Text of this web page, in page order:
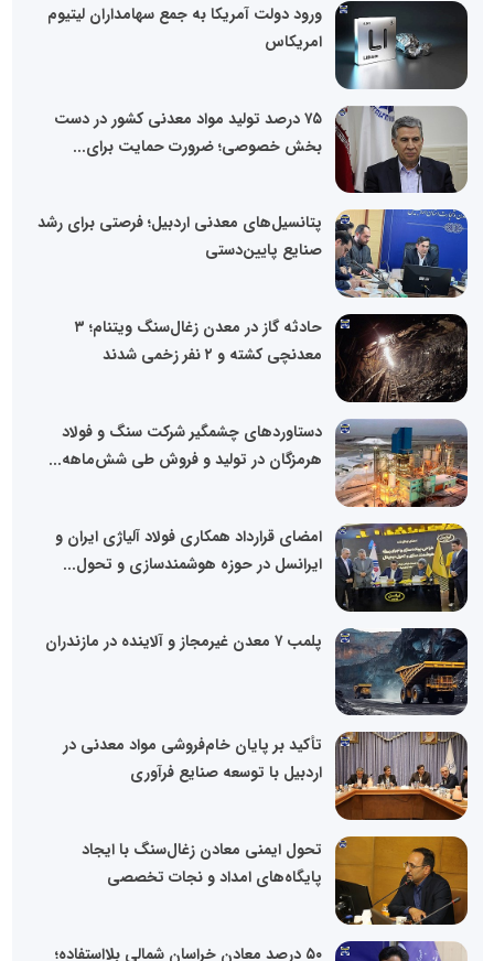
ورود دولت آمریکا به جمع سهامداران لیتیوم
امریکاس
۷۵ درصد تولید مواد معدنی کشور در دست
بخش خصوصی؛ ضرورت حمایت برای...
پتانسیل‌های معدنی اردبیل؛ فرصتی برای رشد
صنایع پایین‌دستی
حادثه گاز در معدن زغال‌سنگ ویتنام؛ ۳
معدنچی کشته و ۲ نفر زخمی شدند
دستاوردهای چشمگیر شرکت سنگ و فولاد
هرمزگان در تولید و فروش طی شش‌ماهه...
امضای قرارداد همکاری فولاد آلیاژی ایران و
ایرانسل در حوزه هوشمندسازی و تحول...
پلمب ۷ معدن غیرمجاز و آلاینده در مازندران
تأکید بر پایان خام‌فروشی مواد معدنی در
اردبیل با توسعه صنایع فرآوری
تحول ایمنی معادن زغال‌سنگ با ایجاد
پایگاه‌های امداد و نجات تخصصی
۵۰ درصد معادن خراسان شمالی بلااستفاده؛